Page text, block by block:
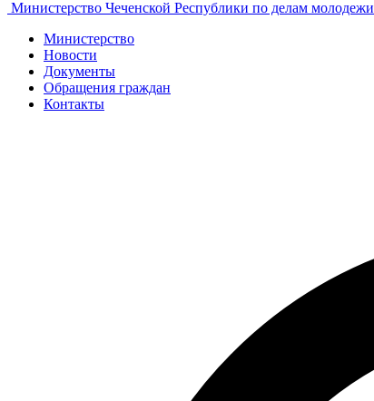
Министерство Чеченской Республики по делам молодежи
Министерство
Новости
Документы
Обращения граждан
Контакты